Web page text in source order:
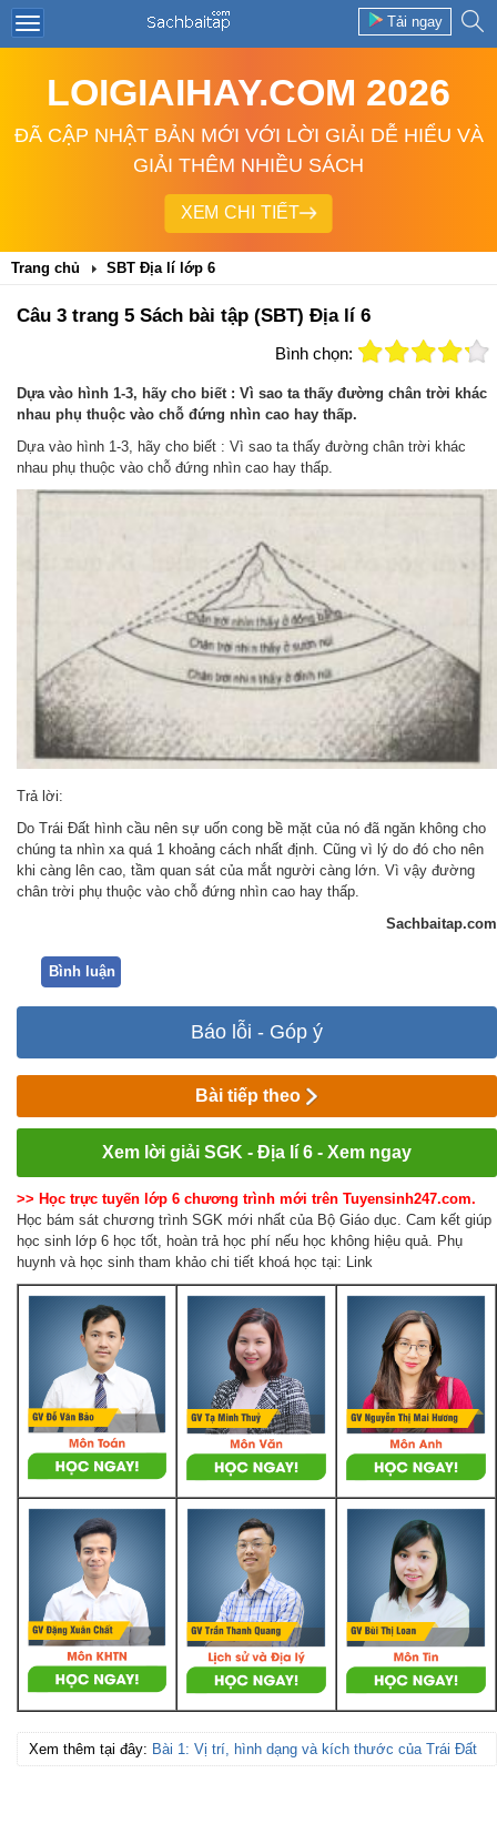
Tải ngay
LOIGIAIHAY.COM 2026
ĐÃ CẬP NHẬT BẢN MỚI VỚI LỜI GIẢI DỄ HIỂU VÀ
GIẢI THÊM NHIỀU SÁCH
XEM CHI TIẾT
Trang chủ SBT Địa lí lớp 6
Câu 3 trang 5 Sách bài tập (SBT) Địa lí 6
Bình chọn:
Dựa vào hình 1-3, hãy cho biết : Vì sao ta thấy đường chân trời khác
nhau phụ thuộc vào chỗ đứng nhìn cao hay thấp.
Dựa vào hình 1-3, hãy cho biết : Vì sao ta thấy đường chân trời khác
nhau phụ thuộc vào chỗ đứng nhìn cao hay thấp.
Trả lời:
Do Trái Đất hình cầu nên sự uốn cong bề mặt của nó đã ngăn không cho
chúng ta nhìn xa quá 1 khoảng cách nhất định. Cũng vì lý do đó cho nên
khi càng lên cao, tầm quan sát của mắt người càng lớn. Vì vậy đường
chân trời phụ thuộc vào chỗ đứng nhìn cao hay thấp.
Sachbaitap.com
Bình luận
Báo lỗi - Góp ý
Bài tiếp theo
Xem lời giải SGK - Địa lí 6 - Xem ngay
>> Học trực tuyến lớp 6 chương trình mới trên Tuyensinh247.com.
Học bám sát chương trình SGK mới nhất của Bộ Giáo dục. Cam kết giúp
học sinh lớp 6 học tốt, hoàn trả học phí nếu học không hiệu quả. Phụ
huynh và học sinh tham khảo chi tiết khoá học tại: Link
Xem thêm tại đây: Bài 1: Vị trí, hình dạng và kích thước của Trái Đất